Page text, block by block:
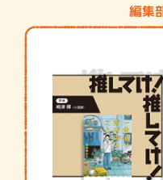
編集